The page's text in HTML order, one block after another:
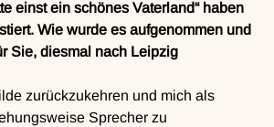
einst ein schönes Vaterland“ haben
Wie wurde es aufgenommen und
Sie, diesmal nach Leipzig
zurückzukehren und mich als
Sprecher zu